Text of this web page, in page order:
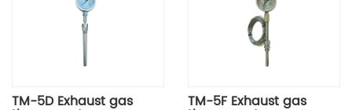
TM-5D Exhaust gas TM-5F Exhaust gas